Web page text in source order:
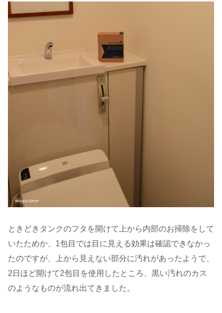
ときどきタンクのフタを開けて上から内部のお掃除をして
いたためか、1包目では目に見える効果は確認できなかっ
たのですが、上から見えない部分に汚れがあったようで、
2日ほど開けて2包目を使用したところ、黒い汚れのカス
のようなものが流れ出てきました。